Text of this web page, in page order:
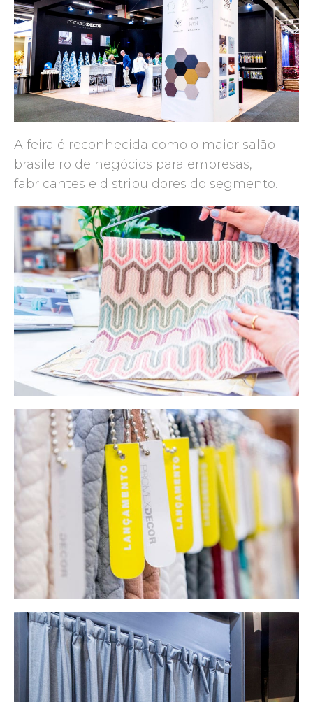
A feira é reconhecida como o maior salão
brasileiro de negócios para empresas,
fabricantes e distribuidores do segmento.